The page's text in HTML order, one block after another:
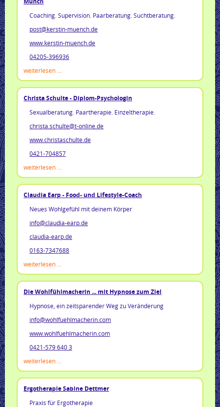
Coaching. Supervision. Paarberatung. Suchtberatung.
post@kerstin-muench.de
www.kerstin-muench.de
04205-396936
weiterlesen ...
Christa Schulte - Diplom-Psychologin
Sexualberatung. Paartherapie. Einzeltherapie.
christa.schulte@t-online.de
www.christaschulte.de
0421-704857
weiterlesen ...
Claudia Earp - Food- und Lifestyle-Coach
Neues Wohlgefühl mit deinem Körper
info@claudia-earp.de
claudia-earp.de
0163-7347688
weiterlesen ...
Die Wohlfühlmacherin ... mit Hypnose zum Ziel
Hypnose, ein zeitsparender Weg zu Veränderung
info@wohlfuehlmacherin.com
www.wohlfuehlmacherin.com
0421-579 640 3
weiterlesen ...
Ergotherapie Sabine Dettmer
Praxis für Ergotherapie